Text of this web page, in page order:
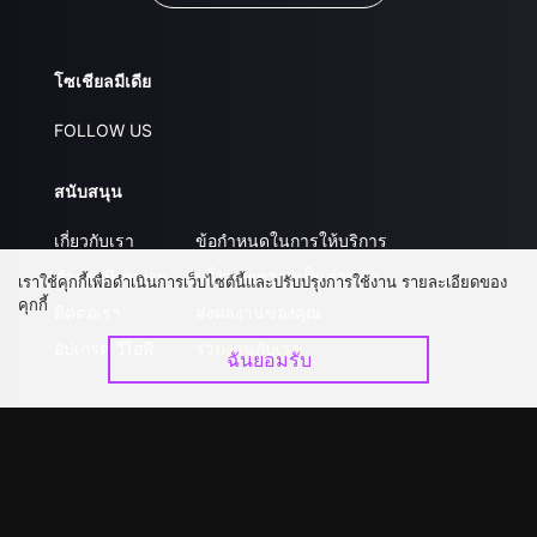
โซเชียลมีเดีย
FOLLOW US
สนับสนุน
เกี่ยวกับเรา
คำถามที่พบบ่อย
ข้อกำหนดในการให้บริการ
นโยบายความเป็นส่วนตัว
ร่วมงานกับเรา
เราใช้คุกกี้เพื่อดำเนินการเว็บไซต์นี้และปรับปรุงการใช้งาน รายละเอียดของ
คุกกี้
ฉันยอมรับ